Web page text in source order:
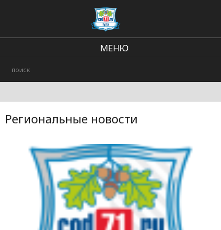
МЕНЮ
Городские события
Региональные новости